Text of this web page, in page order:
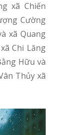
xã Chiến
Cường
xã Quang
Chi Lăng
Hữu và
Thủy xã